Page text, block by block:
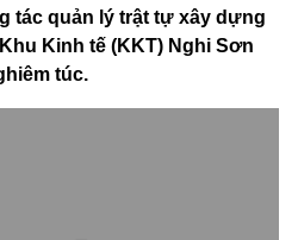
tác quản lý trật tự xây dựng
Kinh tế (KKT) Nghi Sơn
túc.